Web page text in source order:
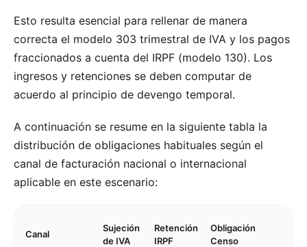
Esto resulta esencial para rellenar de manera
correcta el modelo 303 trimestral de IVA y los pagos
fraccionados a cuenta del IRPF (modelo 130). Los
ingresos y retenciones se deben computar de
acuerdo al principio de devengo temporal.
A continuación se resume en la siguiente tabla la
distribución de obligaciones habituales según el
canal de facturación nacional o internacional
aplicable en este escenario:
Canal
Sujeción
de IVA
Retención
IRPF
Obligación
Censo